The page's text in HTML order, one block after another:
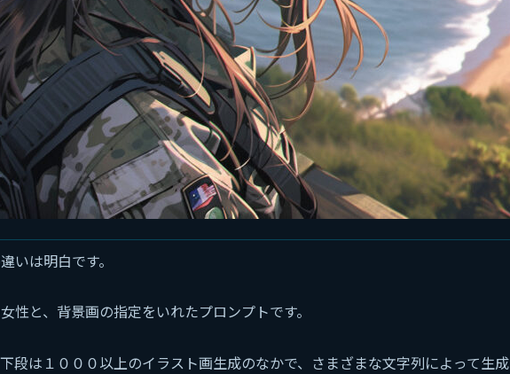
いは明白です。
性と、背景画の指定をいれたプロンプトです。
段は１０００以上のイラスト画生成のなかで、さまざまな文字列によって生